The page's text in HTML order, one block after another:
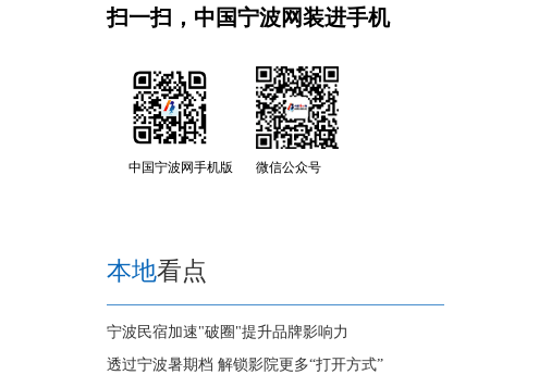
扫一扫，中国宁波网装进手机
中国宁波网手机版 微信公众号
本地看点
宁波民宿加速"破圈"提升品牌影响力
透过宁波暑期档 解锁影院更多“打开方式”